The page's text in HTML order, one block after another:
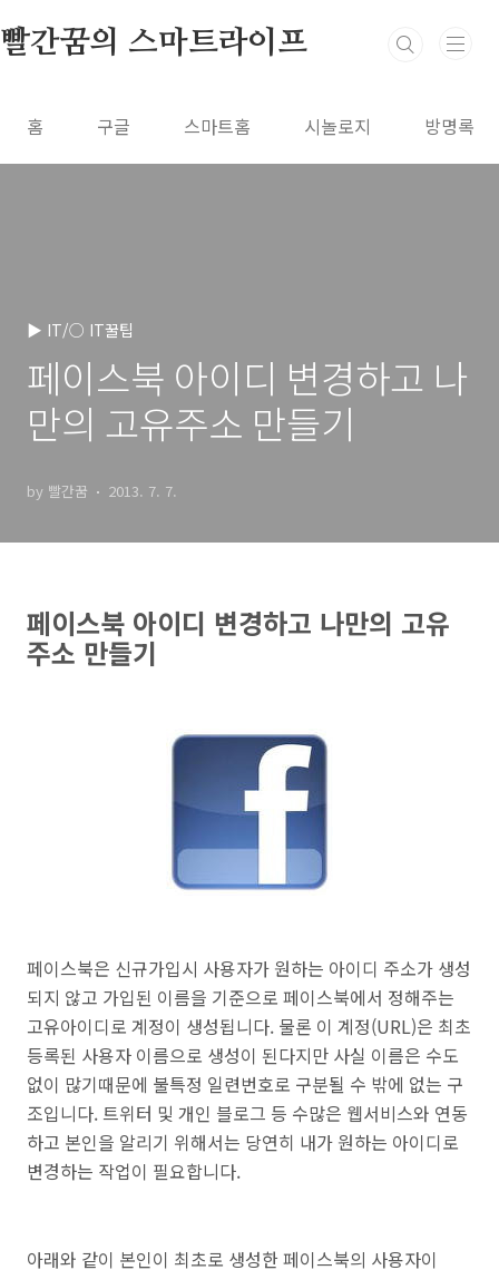
빨간꿈의 스마트라이프
홈 구글 스마트홈 시놀로지 방명록
▶ IT/○ IT꿀팁
페이스북 아이디 변경하고 나
만의 고유주소 만들기
by 빨간꿈 2013. 7. 7.
페이스북 아이디 변경하고 나만의 고유
주소 만들기
페이스북은 신규가입시 사용자가 원하는 아이디 주소가 생성
되지 않고 가입된 이름을 기준으로 페이스북에서 정해주는
고유아이디로 계정이 생성됩니다. 물론 이 계정(URL)은 최초
등록된 사용자 이름으로 생성이 된다지만 사실 이름은 수도
없이 많기때문에 불특정 일련번호로 구분될 수 밖에 없는 구
조입니다. 트위터 및 개인 블로그 등 수많은 웹서비스와 연동
하고 본인을 알리기 위해서는 당연히 내가 원하는 아이디로
변경하는 작업이 필요합니다.
아래와 같이 본인이 최초로 생성한 페이스북의 사용자이